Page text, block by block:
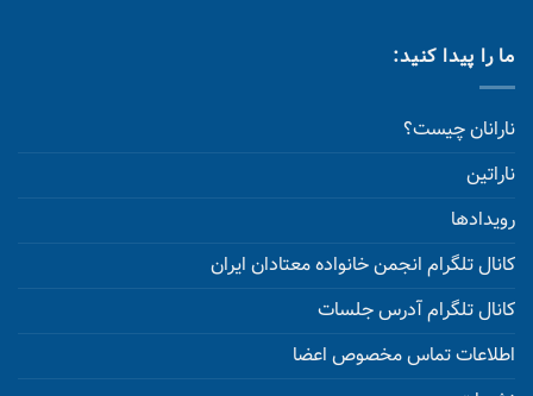
ما را پیدا کنید:
نارانان چیست؟
ناراتین
رویدادها
کانال تلگرام انجمن خانواده معتادان ایران
کانال تلگرام آدرس جلسات
اطلاعات تماس مخصوص اعضا